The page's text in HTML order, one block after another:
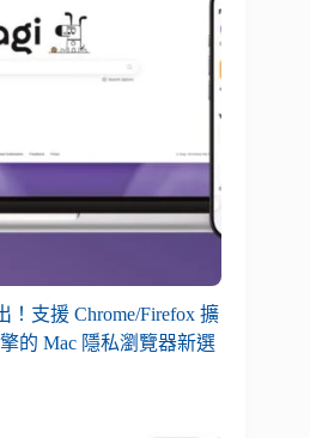
！支援 Chrome/Firefox 擴
的 Mac 隱私瀏覽器新選